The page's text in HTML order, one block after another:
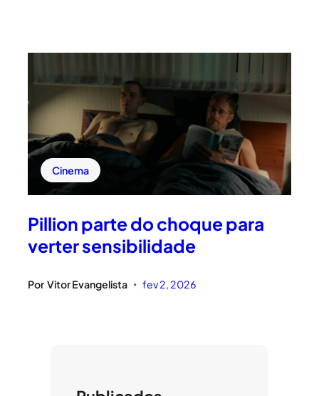
Cinema
Pillion parte do choque para
verter sensibilidade
Por Vitor Evangelista • fev 2, 2026